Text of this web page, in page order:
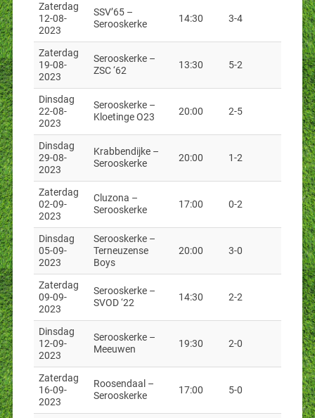
Zaterdag
12-08-
2023
SSV’65 –
Serooskerke
14:30 3-4
Zaterdag
19-08-
2023
Serooskerke –
ZSC ‘62
13:30 5-2
Dinsdag
22-08-
2023
Serooskerke –
Kloetinge O23
20:00 2-5
Dinsdag
29-08-
2023
Krabbendijke –
Serooskerke
20:00 1-2
Zaterdag
02-09-
2023
Cluzona –
Serooskerke
17:00 0-2
Dinsdag
05-09-
2023
Serooskerke –
Terneuzense
Boys
20:00 3-0
Zaterdag
09-09-
2023
Serooskerke –
SVOD ‘22
14:30 2-2
Dinsdag
12-09-
2023
Serooskerke –
Meeuwen
19:30 2-0
Zaterdag
16-09-
2023
Roosendaal –
Serooskerke
17:00 5-0